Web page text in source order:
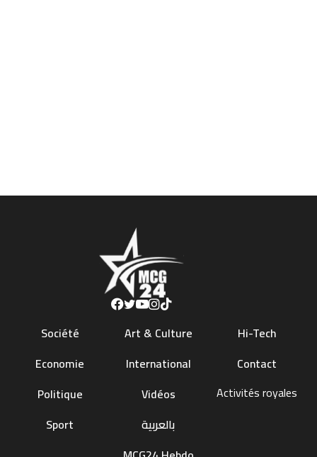
Société
Economie
Politique
Sport
Art & Culture
International
Vidéos
بالعربية
Hi-Tech
Contact
Activités royales